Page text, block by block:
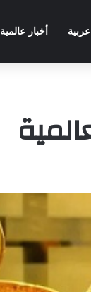
عربية أخبار عالمية